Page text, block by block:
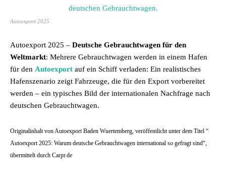
Autoexport 2025
Autoexport 2025 – Deutsche Gebrauchtwagen für den
Weltmarkt: Mehrere Gebrauchtwagen werden in einem Hafen
für den Autoexport auf ein Schiff verladen: Ein realistisches
Hafenszenario zeigt Fahrzeuge, die für den Export vorbereitet
werden – ein typisches Bild der internationalen Nachfrage nach
deutschen Gebrauchtwagen.
Originalinhalt von Autoexport Baden Wuertemberg, veröffentlicht unter dem Titel “
Autoexport 2025: Warum deutsche Gebrauchtwagen international so gefragt sind“,
übermittelt durch Carpr.de